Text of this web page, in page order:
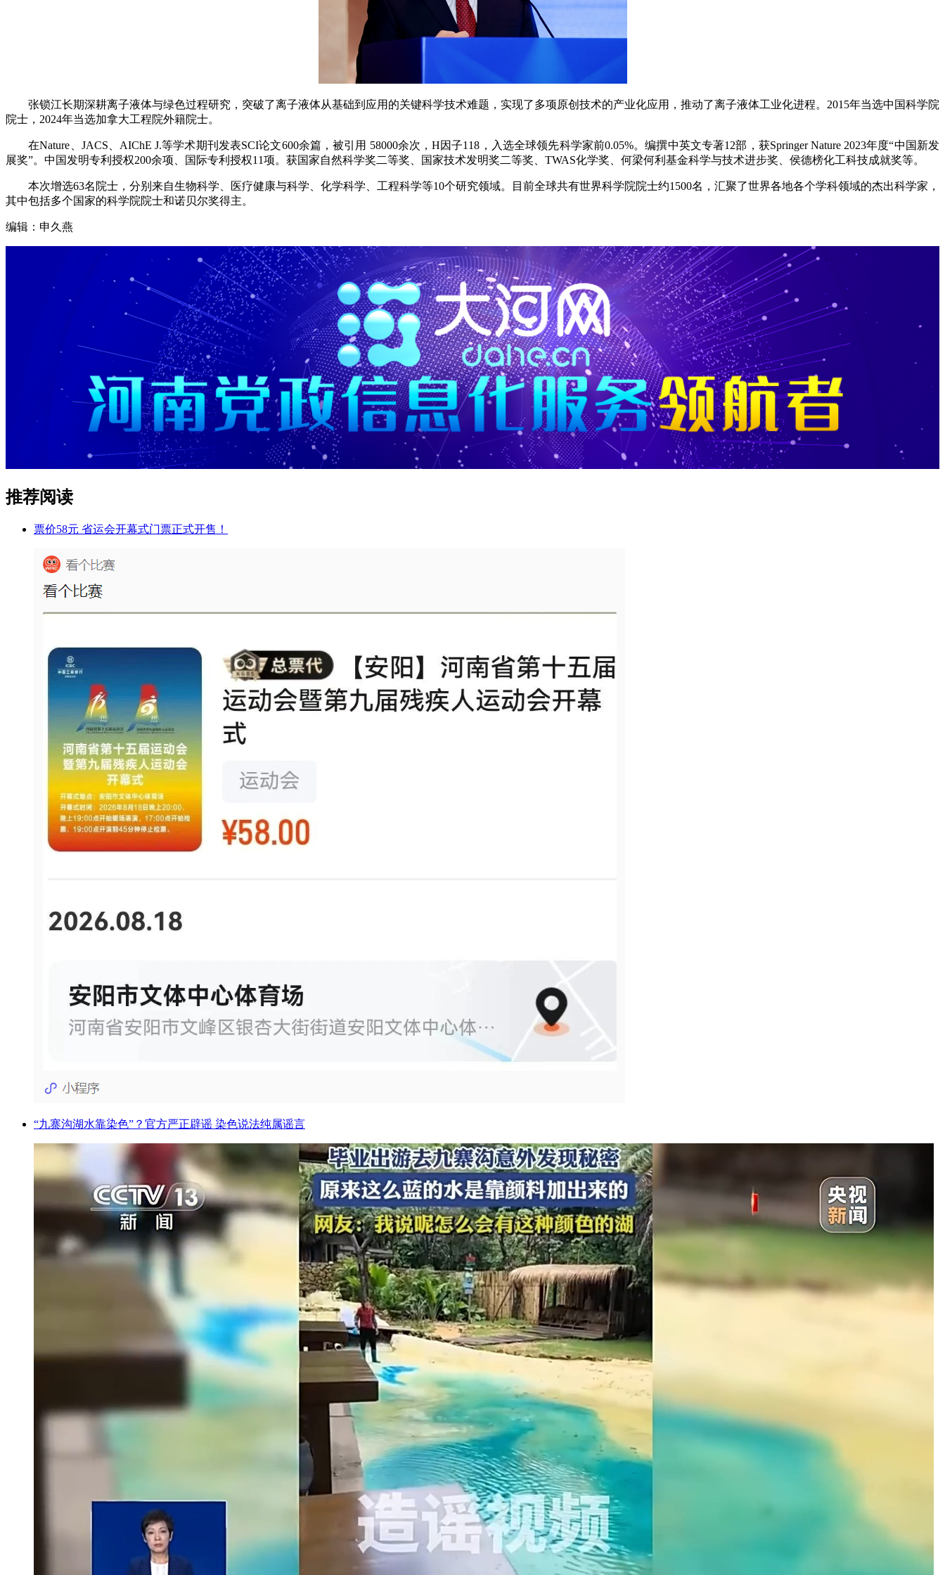
张锁江长期深耕离子液体与绿色过程研究，突破了离子液体从基础到应用的关键科学技术难题，实现了多项原创技术的产业化应用，推动了离子液体工业化进程。2015年当选中国科学院
院士，2024年当选加拿大工程院外籍院士。
在Nature、JACS、AIChE J.等学术期刊发表SCI论文600余篇，被引用 58000余次，H因子118，入选全球领先科学家前0.05%。编撰中英文专著12部，获Springer Nature 2023年度“中国新发
展奖”。中国发明专利授权200余项、国际专利授权11项。获国家自然科学奖二等奖、国家技术发明奖二等奖、TWAS化学奖、何梁何利基金科学与技术进步奖、侯德榜化工科技成就奖等。
本次增选63名院士，分别来自生物科学、医疗健康与科学、化学科学、工程科学等10个研究领域。目前全球共有世界科学院院士约1500名，汇聚了世界各地各个学科领域的杰出科学家，
其中包括多个国家的科学院院士和诺贝尔奖得主。
编辑：申久燕
推荐阅读
票价58元 省运会开幕式门票正式开售！
“九寨沟湖水靠染色”？官方严正辟谣 染色说法纯属谣言